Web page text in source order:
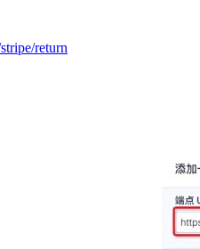
return